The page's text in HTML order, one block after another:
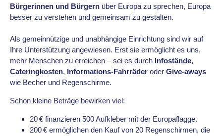
Bürgerinnen und Bürgern über Europa zu sprechen, Europa
besser zu verstehen und gemeinsam zu gestalten.
Als gemeinnützige und unabhängige Einrichtung sind wir auf
Ihre Unterstützung angewiesen. Erst sie ermöglicht es uns,
mehr Menschen zu erreichen – sei es durch Infostände,
Cateringkosten, Informations‑Fahrräder oder Give‑aways
wie Becher und Regenschirme.
Schon kleine Beträge bewirken viel:
20 € finanzieren 500 Aufkleber mit der Europaflagge.
200 € ermöglichen den Kauf von 20 Regenschirmen, die